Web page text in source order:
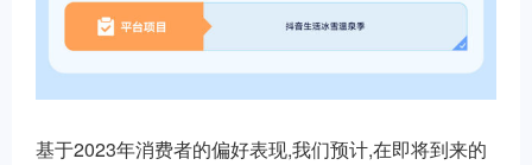
基于2023年消费者的偏好表现,我们预计,在即将到来的